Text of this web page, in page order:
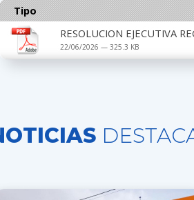
Tipo
RESOLUCION EJECUTIVA
22/06/2026 — 325.3 KB